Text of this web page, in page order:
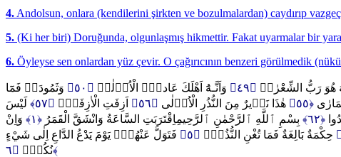
4. Andolsun, onlara (kendilerini şirkten ve bozulmalardan) caydırıp
5. (Ki her biri) Doruğunda, olgunlaşmış hikmettir. Fakat uyarmalar bir
6. Öyleyse sen onlardan yüz çevir. O çağırıcının benzeri görülmedik
هُوَ رَبُّ الشِّعْرٰىۙ ﴿٤٩﴾ وَاَنَّـهُٓ اَهْلَكَ عَاداًۨ الْاُو۫لٰىۙ ﴿٥٠﴾
وَثَمُودَا۬ فَمَٓا
﴿٥٥﴾ هٰذَا نَذ۪يرٌ مِنَ النُّذُرِ الْاُو۫لٰى ﴿٥٦﴾ اَزِفَتِ الْاٰزِفَةُۚ ﴿٥٧﴾
لَيْسَ
﴿٦٢﴾ بِسْمِ ٱللَّهِ ٱلرَّحْمٰنِ ٱلرَّحِيمِاِقْتَرَبَتِ السَّاعَةُ وَانْشَقَّ الْقَمَرُ ﴿١﴾
وَاِنْ
حِكْمَةٌ بَالِغَةٌ فَمَا تُغْنِ النُّذُرُۙ ﴿٥﴾
فَتَوَلَّ عَنْهُمْۢ يَوْمَ يَدْعُ الدَّاعِ اِلٰى شَيْءٍ
نُكُرٍۙ﴿٦﴾